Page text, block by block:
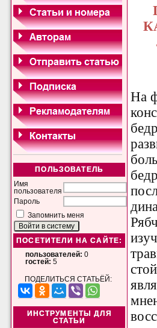
ПОЛЬЗОВАТЕЛЬ
Имя
пользователя
Пароль
Запомнить меня
ПОСЕТИТЕЛИ НА САЙТЕ:
пользователей: 0
гостей: 5
ПОДЕЛИТЬСЯ СТАТЬЁЙ:
ИНСТРУМЕНТЫ ДЛЯ
СТАТЬИ
На